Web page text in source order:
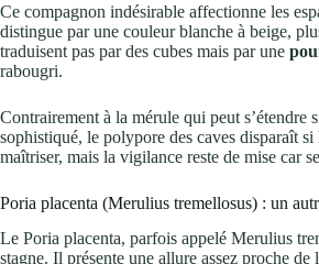
Ce compagnon indésirable affectionne les
distingue par une couleur blanche à beige,
traduisent pas par des cubes mais par une
rabougri.
Contrairement à la mérule qui peut s’étendre
sophistiqué, le polypore des caves disparaît
maîtriser, mais la vigilance reste de mise car
Poria placenta (Merulius tremellosus) : un
Le Poria placenta, parfois appelé Merulius
stagne. Il présente une allure assez proche